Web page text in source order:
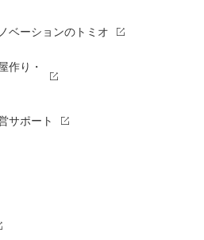
ベーションのトミオ
作り・
サポート